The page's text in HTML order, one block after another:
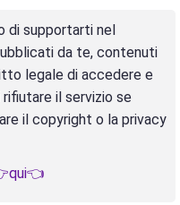
di supportarti nel
da te, contenuti
legale di accedere e
il servizio se
il copyright o la privacy